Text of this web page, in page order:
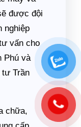
được đội
nghiệp
vấn cho
Phú và
Trần
chữa,